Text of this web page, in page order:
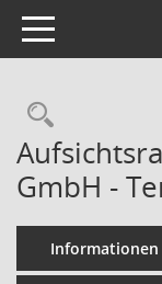
Toggle navigation
GmbH -
Informationen